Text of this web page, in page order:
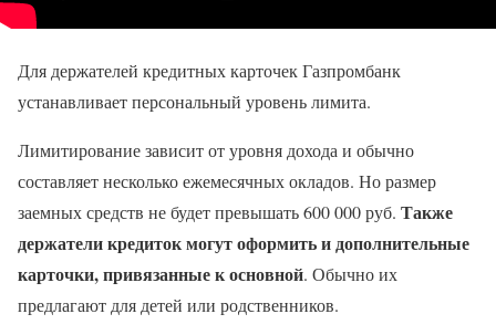
Для держателей кредитных карточек Газпромбанк
устанавливает персональный уровень лимита.
Лимитирование зависит от уровня дохода и обычно
составляет несколько ежемесячных окладов. Но размер
заемных средств не будет превышать 600 000 руб. Также
держатели кредиток могут оформить и дополнительные
карточки, привязанные к основной. Обычно их
предлагают для детей или родственников.